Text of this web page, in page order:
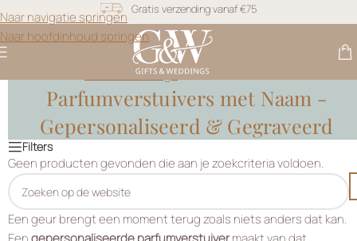
Naar navigatie springen
Naar hoofdinhoud springen
Snel geleverd
Gratis personalisatie
Gifts & Weddings>Parfumverstuivers
Parfumverstuivers met Naam -
Gepersonaliseerd & Gegraveerd
Geen producten gevonden die aan je zoekcriteria voldoen.
Een geur brengt een moment terug zoals niets anders dat kan.